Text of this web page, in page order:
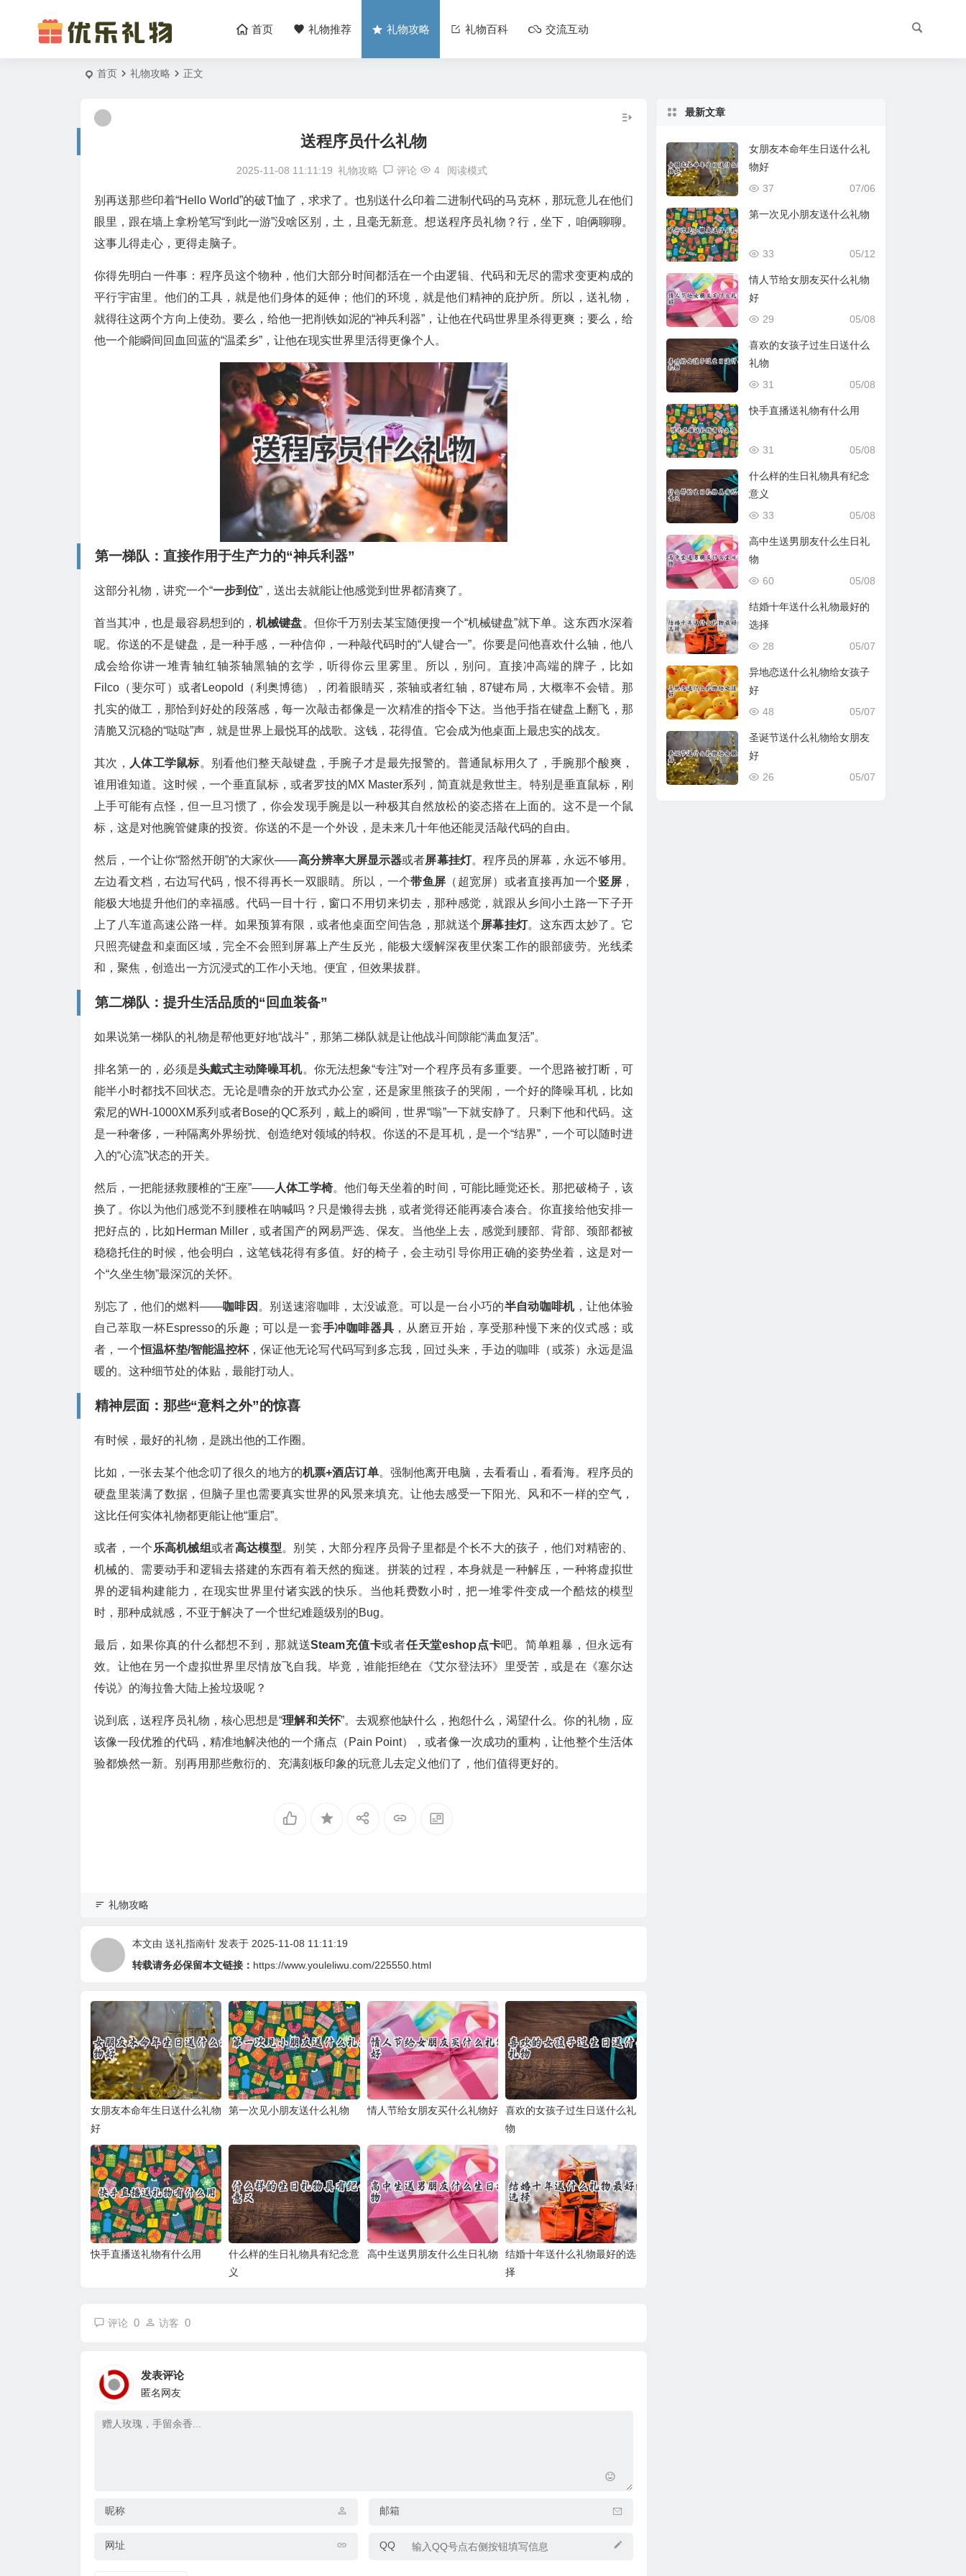
首页 礼物推荐 礼物攻略 礼物百科 交流互动
首页 礼物攻略 正文
送程序员什么礼物
2025-11-08 11:11:19 礼物攻略 评论 4 阅读模式
别再送那些印着“Hello World”的破T恤了，求求了。也别送什么印着二进制代码的马克杯，那玩意儿在他们
眼里，跟在墙上拿粉笔写“到此一游”没啥区别，土，且毫无新意。想送程序员礼物？行，坐下，咱俩聊聊。
这事儿得走心，更得走脑子。
你得先明白一件事：程序员这个物种，他们大部分时间都活在一个由逻辑、代码和无尽的需求变更构成的
平行宇宙里。他们的工具，就是他们身体的延伸；他们的环境，就是他们精神的庇护所。所以，送礼物，
就得往这两个方向上使劲。要么，给他一把削铁如泥的“神兵利器”，让他在代码世界里杀得更爽；要么，给
他一个能瞬间回血回蓝的“温柔乡”，让他在现实世界里活得更像个人。
第一梯队：直接作用于生产力的“神兵利器”
这部分礼物，讲究一个“一步到位”，送出去就能让他感觉到世界都清爽了。
首当其冲，也是最容易想到的，机械键盘。但你千万别去某宝随便搜一个“机械键盘”就下单。这东西水深着
呢。你送的不是键盘，是一种手感，一种信仰，一种敲代码时的“人键合一”。你要是问他喜欢什么轴，他八
成会给你讲一堆青轴红轴茶轴黑轴的玄学，听得你云里雾里。所以，别问。直接冲高端的牌子，比如
Filco（斐尔可）或者Leopold（利奥博德），闭着眼睛买，茶轴或者红轴，87键布局，大概率不会错。那
扎实的做工，那恰到好处的段落感，每一次敲击都像是一次精准的指令下达。当他手指在键盘上翻飞，那
清脆又沉稳的“哒哒”声，就是世界上最悦耳的战歌。这钱，花得值。它会成为他桌面上最忠实的战友。
其次， 人体工学鼠标。别看他们整天敲键盘，手腕子才是最先报警的。普通鼠标用久了，手腕那个酸爽，
谁用谁知道。这时候，一个垂直鼠标，或者罗技的MX Master系列，简直就是救世主。特别是垂直鼠标，刚
上手可能有点怪，但一旦习惯了，你会发现手腕是以一种极其自然放松的姿态搭在上面的。这不是一个鼠
标，这是对他腕管健康的投资。你送的不是一个外设，是未来几十年他还能灵活敲代码的自由。
然后，一个让你“豁然开朗”的大家伙——高分辨率大屏显示器或者屏幕挂灯。程序员的屏幕，永远不够用。
左边看文档，右边写代码，恨不得再长一双眼睛。所以，一个带鱼屏 （超宽屏）或者直接再加一个竖屏，
能极大地提升他们的幸福感。代码一目十行，窗口不用切来切去，那种感觉，就跟从乡间小土路一下子开
上了八车道高速公路一样。如果预算有限，或者他桌面空间告急，那就送个屏幕挂灯。这东西太妙了。它
只照亮键盘和桌面区域，完全不会照到屏幕上产生反光，能极大缓解深夜里伏案工作的眼部疲劳。光线柔
和，聚焦，创造出一方沉浸式的工作小天地。便宜，但效果拔群。
第二梯队：提升生活品质的“回血装备”
如果说第一梯队的礼物是帮他更好地“战斗”，那第二梯队就是让他战斗间隙能“满血复活”。
排名第一的，必须是头戴式主动降噪耳机。你无法想象“专注”对一个程序员有多重要。一个思路被打断，可
能半小时都找不回状态。无论是嘈杂的开放式办公室，还是家里熊孩子的哭闹，一个好的降噪耳机，比如
索尼的WH-1000XM系列或者Bose的QC系列，戴上的瞬间，世界“嗡”一下就安静了。只剩下他和代码。这
是一种奢侈，一种隔离外界纷扰、创造绝对领域的特权。你送的不是耳机，是一个“结界”，一个可以随时进
入的“心流”状态的开关。
然后，一把能拯救腰椎的“王座”——人体工学椅。他们每天坐着的时间，可能比睡觉还长。那把破椅子，该
换了。你以为他们感觉不到腰椎在呐喊吗？只是懒得去挑，或者觉得还能再凑合凑合。你直接给他安排一
把好点的，比如Herman Miller，或者国产的网易严选、保友。当他坐上去，感觉到腰部、背部、颈部都被
稳稳托住的时候，他会明白，这笔钱花得有多值。好的椅子，会主动引导你用正确的姿势坐着，这是对一
个“久坐生物”最深沉的关怀。
别忘了，他们的燃料——咖啡因 。别送速溶咖啡，太没诚意。可以是一台小巧的半自动咖啡机，让他体验
自己萃取一杯Espresso的乐趣；可以是一套手冲咖啡器具 ，从磨豆开始，享受那种慢下来的仪式感；或
者，一个恒温杯垫/智能温控杯，保证他无论写代码写到多忘我，回过头来，手边的咖啡（或茶）永远是温
暖的。这种细节处的体贴，最能打动人。
精神层面：那些“意料之外”的惊喜
有时候，最好的礼物，是跳出他的工作圈。
比如，一张去某个他念叨了很久的地方的机票+酒店订单。强制他离开电脑，去看看山，看看海。程序员的
硬盘里装满了数据，但脑子里也需要真实世界的风景来填充。让他去感受一下阳光、风和不一样的空气，
这比任何实体礼物都更能让他“重启”。
或者，一个乐高机械组或者高达模型。别笑，大部分程序员骨子里都是个长不大的孩子，他们对精密的、
机械的、需要动手和逻辑去搭建的东西有着天然的痴迷。拼装的过程，本身就是一种解压，一种将虚拟世
界的逻辑构建能力，在现实世界里付诸实践的快乐。当他耗费数小时，把一堆零件变成一个酷炫的模型
时，那种成就感，不亚于解决了一个世纪难题级别的Bug。
最后，如果你真的什么都想不到，那就送Steam充值卡或者任天堂eshop点卡吧。简单粗暴，但永远有
效。让他在另一个虚拟世界里尽情放飞自我。毕竟，谁能拒绝在《艾尔登法环》里受苦，或是在《塞尔达
传说》的海拉鲁大陆上捡垃圾呢？
说到底，送程序员礼物，核心思想是“理解和关怀”。去观察他缺什么，抱怨什么，渴望什么。你的礼物，应
该像一段优雅的代码，精准地解决他的一个痛点（Pain Point），或者像一次成功的重构，让他整个生活体
验都焕然一新。别再用那些敷衍的、充满刻板印象的玩意儿去定义他们了，他们值得更好的。
礼物攻略
本文由 送礼指南针 发表于 2025-11-08 11:11:19
转载请务必保留本文链接： https://www.youleliwu.com/225550.html
女朋友本命年生日送什么礼物
好
第一次见小朋友送什么礼物 情人节给女朋友买什么礼物好
喜欢的女孩子过生日送什么礼
物
快手直播送礼物有什么用
什么样的生日礼物具有纪念意
义
高中生送男朋友什么生日礼物
结婚十年送什么礼物最好的选
择
评论 0 访客 0
发表评论
匿名网友
昵称 邮箱
网址 QQ
最新文章
女朋友本命年生日送什么礼
物好
07/06
37
第一次见小朋友送什么礼物
05/12
33
情人节给女朋友买什么礼物
好
05/08
29
喜欢的女孩子过生日送什么
礼物
05/08
31
快手直播送礼物有什么用
05/08
31
什么样的生日礼物具有纪念
意义
05/08
33
高中生送男朋友什么生日礼
物
05/08
60
结婚十年送什么礼物最好的
选择
05/07
28
异地恋送什么礼物给女孩子
好
05/07
48
圣诞节送什么礼物给女朋友
好
05/07
26